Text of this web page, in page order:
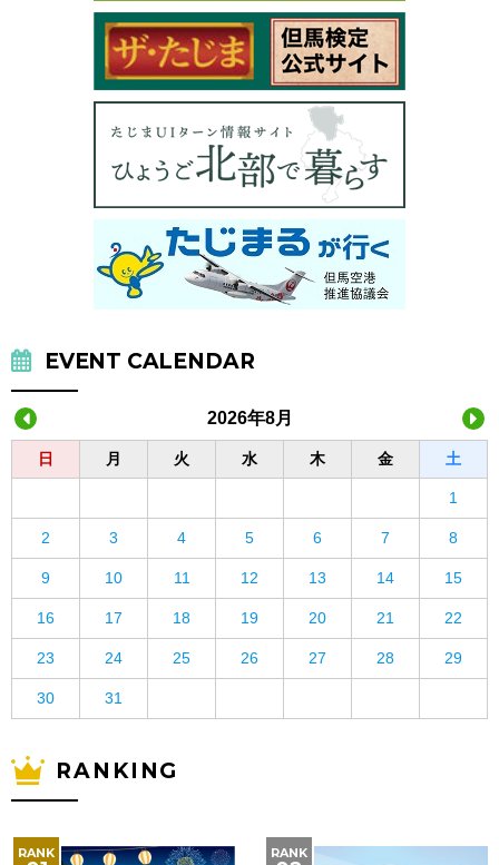
EVENT CALENDAR
2026年8月
日 月 火 水 木 金 土
1
2 3 4 5 6 7 8
9 10 11 12 13 14 15
16 17 18 19 20 21 22
23 24 25 26 27 28 29
30 31
RANKING